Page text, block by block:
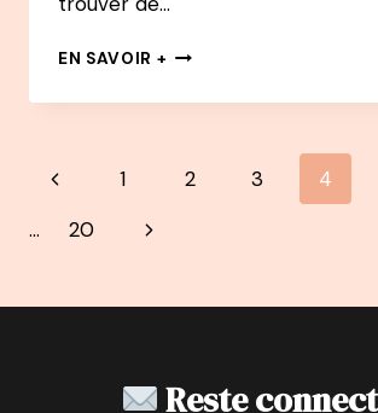
EN SAVOIR + 133
–
EN
BAS
Navigation
de
Page
précédente
1 2 3 4
…
20
Page
Reste